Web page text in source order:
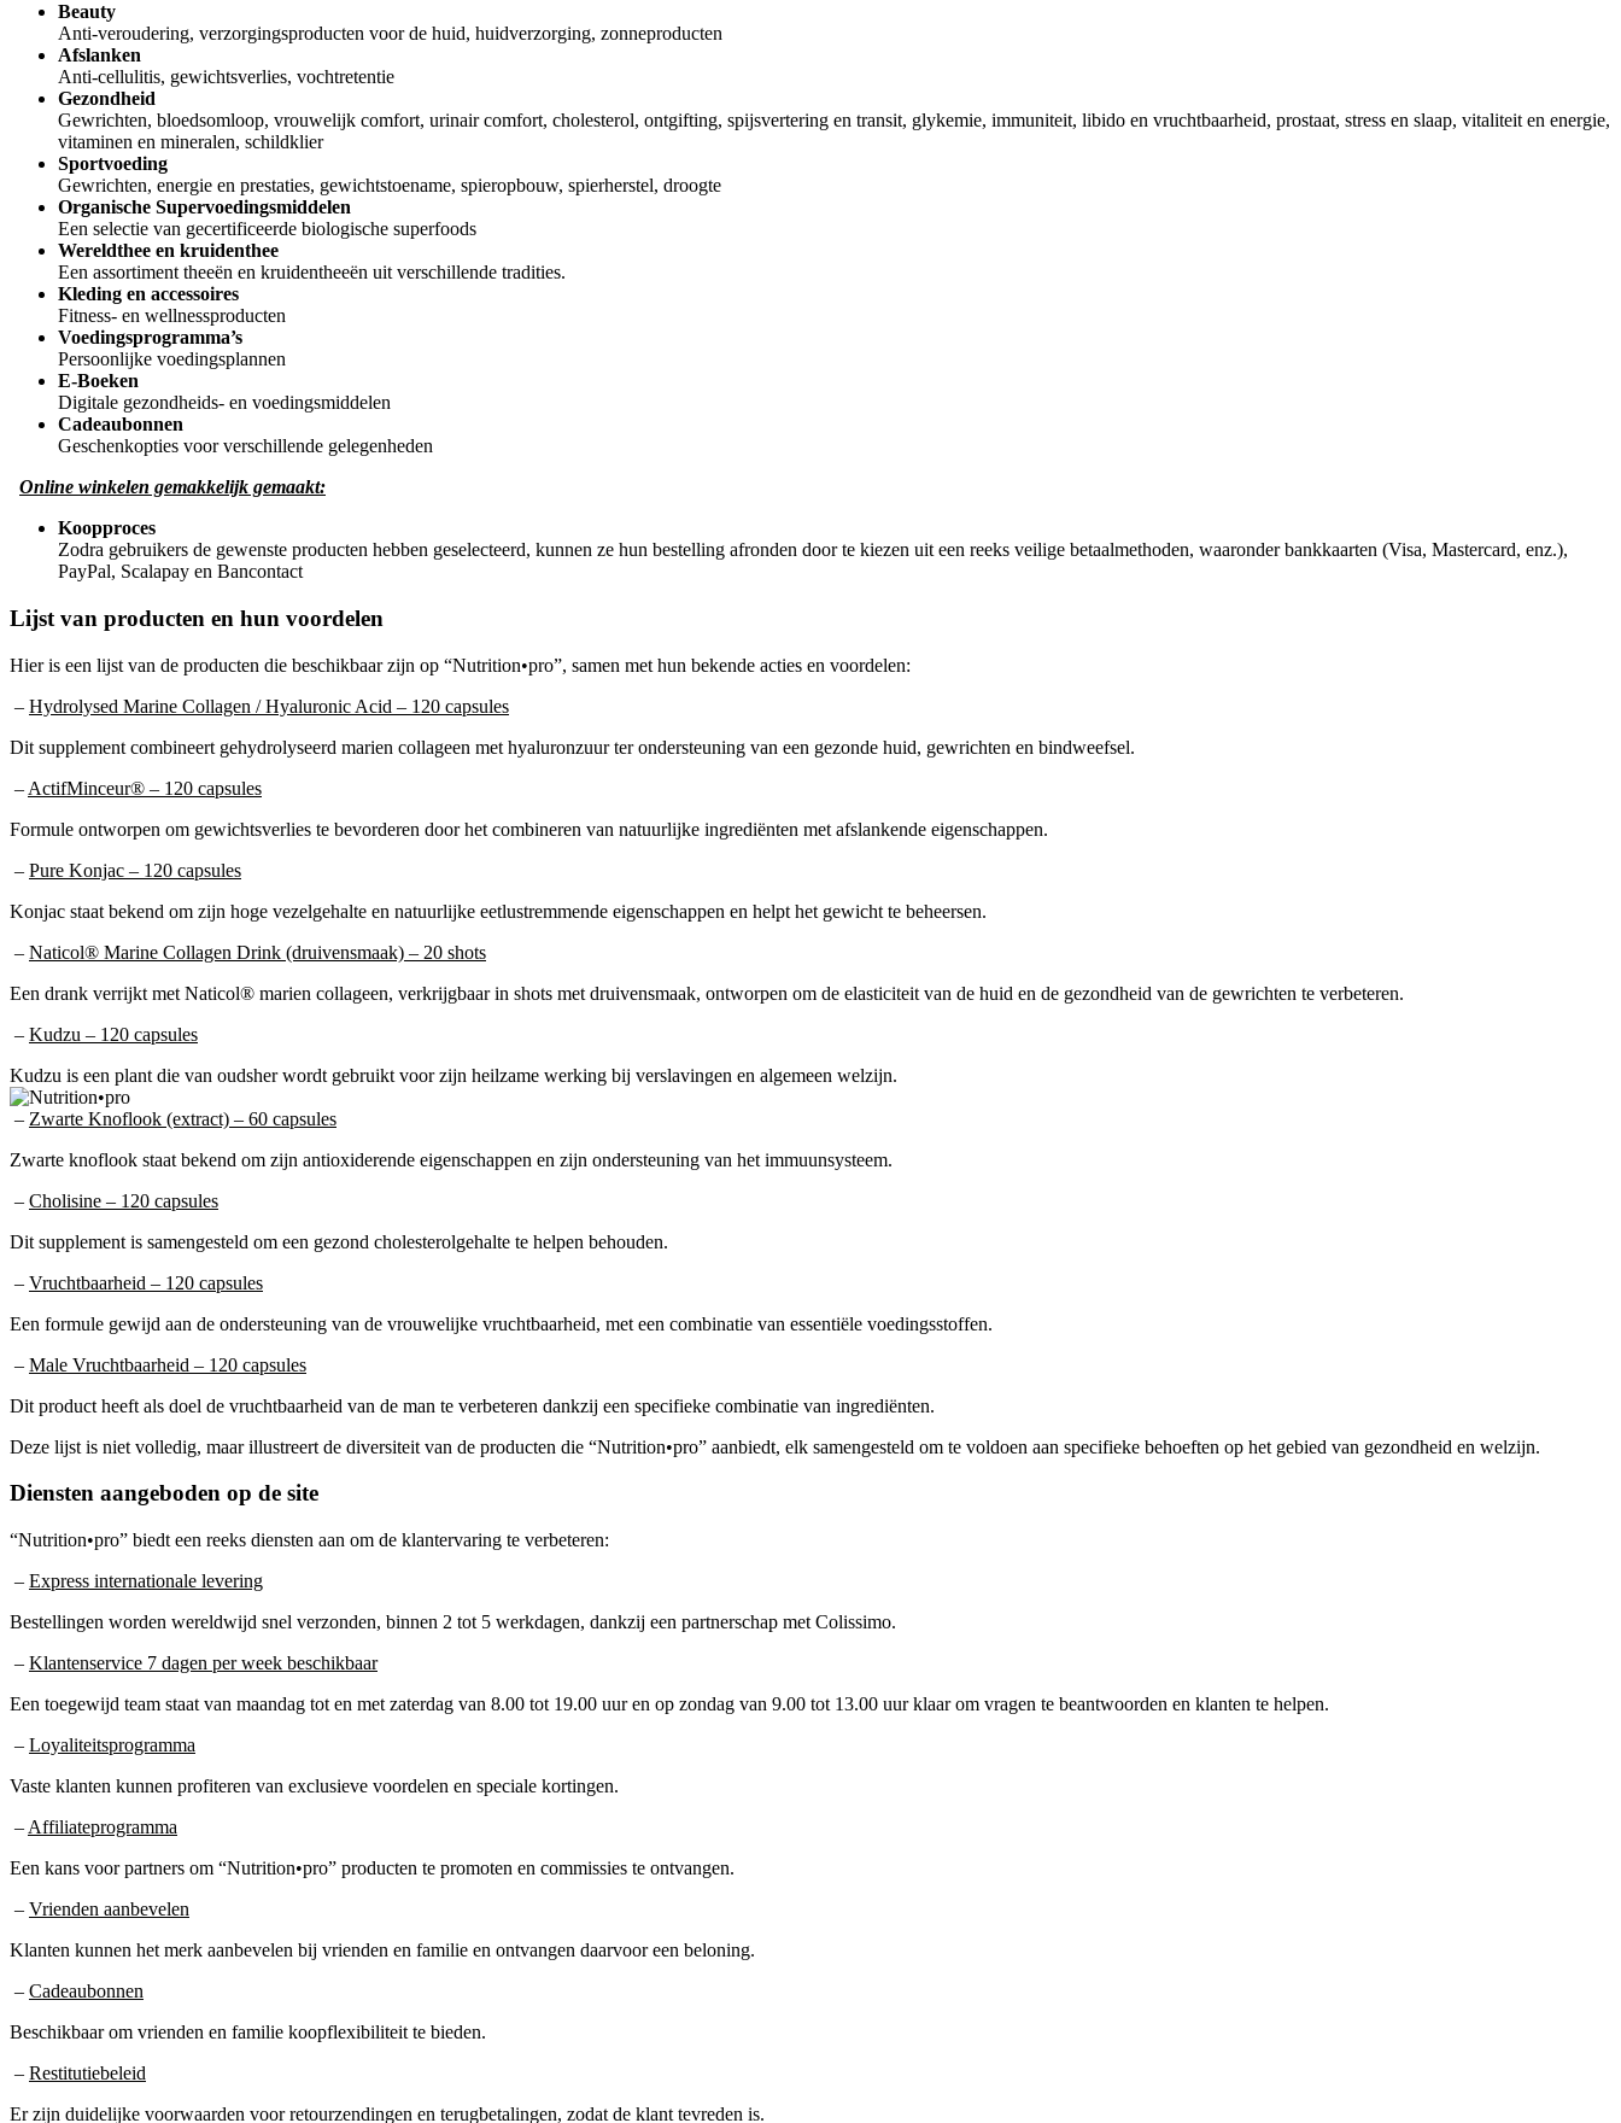
Beauty
Anti-veroudering, verzorgingsproducten voor de huid, huidverzorging, zonneproducten
Afslanken
Anti-cellulitis, gewichtsverlies, vochtretentie
Gezondheid
Gewrichten, bloedsomloop, vrouwelijk comfort, urinair comfort, cholesterol, ontgifting, spijsvertering en transit, glykemie, immuniteit, libido en vruchtbaarheid, prostaat, stress en slaap, vitaliteit en energie,
vitaminen en mineralen, schildklier
Sportvoeding
Gewrichten, energie en prestaties, gewichtstoename, spieropbouw, spierherstel, droogte
Organische Supervoedingsmiddelen
Een selectie van gecertificeerde biologische superfoods
Wereldthee en kruidenthee
Een assortiment theeën en kruidentheeën uit verschillende tradities.
Kleding en accessoires
Fitness- en wellnessproducten
Voedingsprogramma’s
Persoonlijke voedingsplannen
E-Boeken
Digitale gezondheids- en voedingsmiddelen
Cadeaubonnen
Geschenkopties voor verschillende gelegenheden
Online winkelen gemakkelijk gemaakt:
Koopproces
Zodra gebruikers de gewenste producten hebben geselecteerd, kunnen ze hun bestelling afronden door te kiezen uit een reeks veilige betaalmethoden, waaronder bankkaarten (Visa, Mastercard, enz.),
PayPal, Scalapay en Bancontact
Lijst van producten en hun voordelen
Hier is een lijst van de producten die beschikbaar zijn op “Nutrition•pro”, samen met hun bekende acties en voordelen:
– Hydrolysed Marine Collagen / Hyaluronic Acid – 120 capsules
Dit supplement combineert gehydrolyseerd marien collageen met hyaluronzuur ter ondersteuning van een gezonde huid, gewrichten en bindweefsel.
– ActifMinceur® – 120 capsules
Formule ontworpen om gewichtsverlies te bevorderen door het combineren van natuurlijke ingrediënten met afslankende eigenschappen.
– Pure Konjac – 120 capsules
Konjac staat bekend om zijn hoge vezelgehalte en natuurlijke eetlustremmende eigenschappen en helpt het gewicht te beheersen.
– Naticol® Marine Collagen Drink (druivensmaak) – 20 shots
Een drank verrijkt met Naticol® marien collageen, verkrijgbaar in shots met druivensmaak, ontworpen om de elasticiteit van de huid en de gezondheid van de gewrichten te verbeteren.
– Kudzu – 120 capsules
Kudzu is een plant die van oudsher wordt gebruikt voor zijn heilzame werking bij verslavingen en algemeen welzijn.
– Zwarte Knoflook (extract) – 60 capsules
Zwarte knoflook staat bekend om zijn antioxiderende eigenschappen en zijn ondersteuning van het immuunsysteem.
– Cholisine – 120 capsules
Dit supplement is samengesteld om een gezond cholesterolgehalte te helpen behouden.
– Vruchtbaarheid – 120 capsules
Een formule gewijd aan de ondersteuning van de vrouwelijke vruchtbaarheid, met een combinatie van essentiële voedingsstoffen.
– Male Vruchtbaarheid – 120 capsules
Dit product heeft als doel de vruchtbaarheid van de man te verbeteren dankzij een specifieke combinatie van ingrediënten.
Deze lijst is niet volledig, maar illustreert de diversiteit van de producten die “Nutrition•pro” aanbiedt, elk samengesteld om te voldoen aan specifieke behoeften op het gebied van gezondheid en welzijn.
Diensten aangeboden op de site
“Nutrition•pro” biedt een reeks diensten aan om de klantervaring te verbeteren:
– Express internationale levering
Bestellingen worden wereldwijd snel verzonden, binnen 2 tot 5 werkdagen, dankzij een partnerschap met Colissimo.
– Klantenservice 7 dagen per week beschikbaar
Een toegewijd team staat van maandag tot en met zaterdag van 8.00 tot 19.00 uur en op zondag van 9.00 tot 13.00 uur klaar om vragen te beantwoorden en klanten te helpen.
– Loyaliteitsprogramma
Vaste klanten kunnen profiteren van exclusieve voordelen en speciale kortingen.
– Affiliateprogramma
Een kans voor partners om “Nutrition•pro” producten te promoten en commissies te ontvangen.
– Vrienden aanbevelen
Klanten kunnen het merk aanbevelen bij vrienden en familie en ontvangen daarvoor een beloning.
– Cadeaubonnen
Beschikbaar om vrienden en familie koopflexibiliteit te bieden.
– Restitutiebeleid
Er zijn duidelijke voorwaarden voor retourzendingen en terugbetalingen, zodat de klant tevreden is.